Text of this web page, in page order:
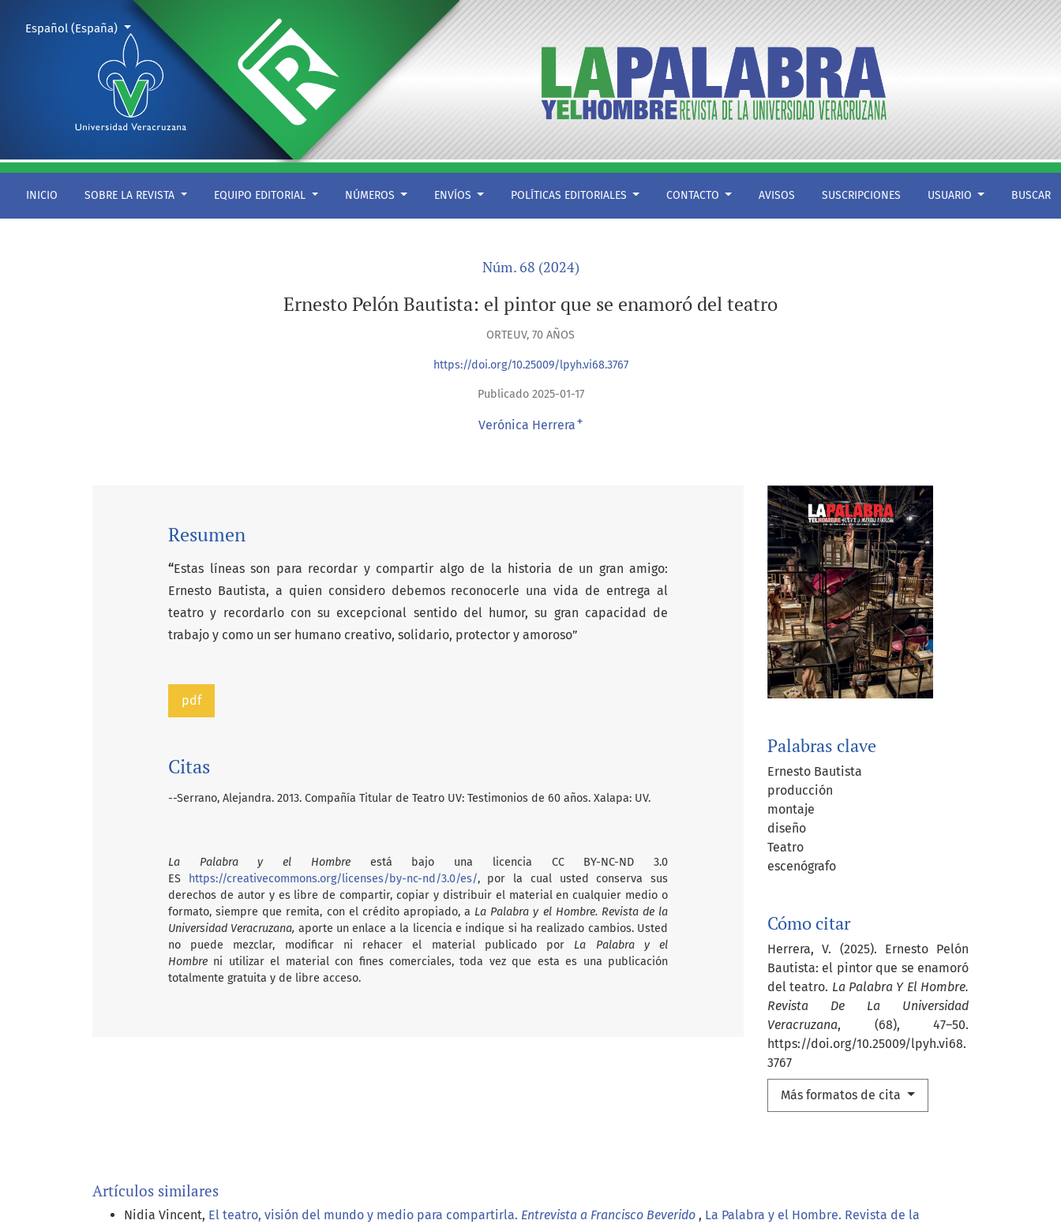
Ernesto Pelón Bautista: el pintor que se enamoró del teatro
INICIO SOBRE LA REVISTA EQUIPO EDITORIAL NÚMEROS ENVÍOS POLÍTICAS EDITORIALES CONTACTO AVISOS SUSCRIPCIONES USUARIO BUSCAR
Cambiar el idioma. El actual es:
Español (España)
Núm. 68 (2024)
Ernesto Pelón Bautista: el pintor que se enamoró del teatro
ORTEUV, 70 AÑOS
https://doi.org/10.25009/lpyh.vi68.3767
Publicado 2025-01-17
Verónica Herrera +
Palabras clave
Ernesto Bautista
producción
montaje
diseño
Teatro
escenógrafo
Cómo citar
Herrera, V. (2025). Ernesto Pelón
Bautista: el pintor que se enamoró
del teatro. La Palabra Y El Hombre.
Revista De La Universidad
Veracruzana, (68), 47–50.
https://doi.org/10.25009/lpyh.vi68.
3767
Más formatos de cita
Resumen
“Estas líneas son para recordar y compartir algo de la historia de un gran amigo:
Ernesto Bautista, a quien considero debemos reconocerle una vida de entrega al
teatro y recordarlo con su excepcional sentido del humor, su gran capacidad de
trabajo y como un ser humano creativo, solidario, protector y amoroso”
pdf
Citas
--Serrano, Alejandra. 2013. Compañía Titular de Teatro UV: Testimonios de 60 años. Xalapa: UV.
La Palabra y el Hombreestá bajo una licencia CC BY-NC-ND 3.0
ES
https://creativecommons.org/licenses/by-nc-nd/3.0/es/, por la cual usted conserva sus
derechos de autor y es libre de compartir, copiar y distribuir el material en cualquier medio o
formato, siempre que remita, con el crédito apropiado, a La Palabra y el Hombre. Revista de la
Universidad Veracruzana, aporte un enlace a la licencia e indique si ha realizado cambios. Usted
no puede mezclar, modificar ni rehacer el material publicado por La Palabra y el
Hombre ni utilizar el material con fines comerciales, toda vez que esta es una publicación
totalmente gratuita y de libre acceso.
Artículos similares
Nidia Vincent, El teatro, visión del mundo y medio para compartirla. Entrevista a Francisco Beverido , La Palabra y el Hombre. Revista de la